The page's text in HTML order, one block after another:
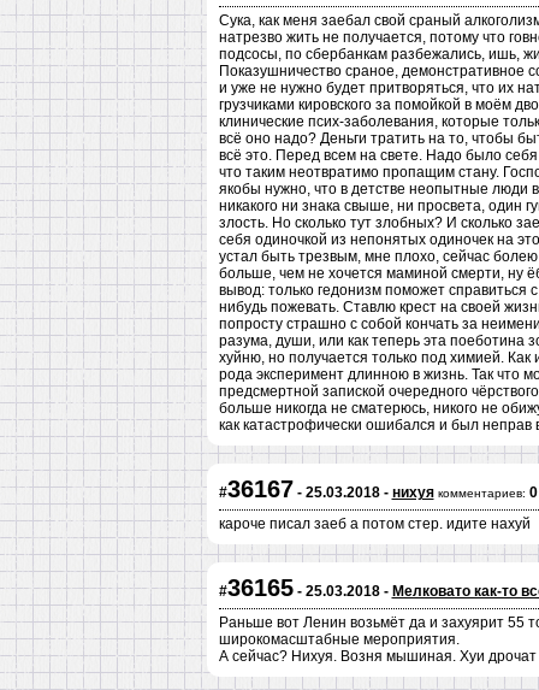
Сука, как меня заебал свой сраный
натрезво жить не получается, потому что
подсосы, по сбербанкам разбежались, ишь,
Показушничество сраное, демонстративное
и уже не нужно будет притворяться, что их
грузчиками кировского за помойкой в моём
клинические псих-заболевания, которые
всё оно надо? Деньги тратить на то, чтобы
всё это. Перед всем на свете. Надо было
что таким неотвратимо пропащим стану.
якобы нужно, что в детстве неопытные люди
никакого ни знака свыше, ни просвета, один
злость. Но сколько тут злобных? И сколько
себя одиночкой из непонятых одиночек на
устал быть трезвым, мне плохо, сейчас
больше, чем не хочется маминой смерти, ну
вывод: только гедонизм поможет справиться
нибудь пожевать. Ставлю крест на своей
попросту страшно с собой кончать за
разума, души, или как теперь эта поеботина
хуйню, но получается только под химией.
рода эксперимент длинною в жизнь. Так что
предсмертной запиской очередного
больше никогда не сматерюсь, никого не
как катастрофически ошибался и был неправ
#36167 - 25.03.2018 - нихуя комментариев: 0
кароче писал заеб а потом стер. идите нахуй
#36165- 25.03.2018 - Мелковато как-то
Раньше вот Ленин возьмёт да и захуярит 55
широкомасштабные мероприятия.
А сейчас? Нихуя. Возня мышиная. Хуи дрочат